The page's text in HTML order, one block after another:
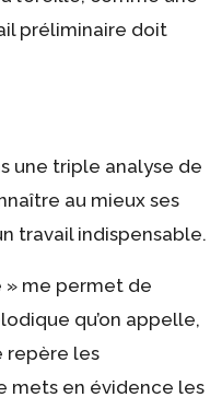
préliminaire doit
une triple analyse de
au mieux ses
travail indispensable.
» me permet de
qu’on appelle,
repère les
mets en évidence les